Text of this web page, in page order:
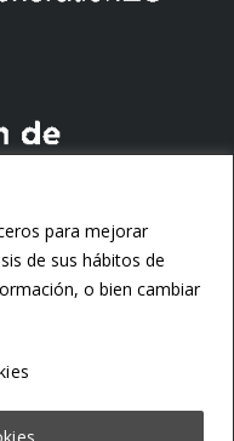
para mejorar
de sus hábitos de
o bien cambiar